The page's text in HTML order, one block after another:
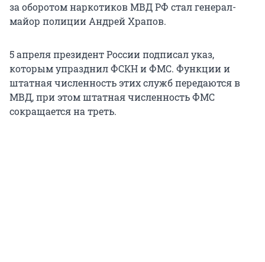
за оборотом наркотиков МВД РФ стал генерал-
майор полиции Андрей Храпов.
5 апреля президент России подписал указ,
которым упразднил ФСКН и ФМС. Функции и
штатная численность этих служб передаются в
МВД, при этом штатная численность ФМС
сокращается на треть.